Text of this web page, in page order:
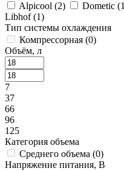
Alpicool (2) Dometic (1
Libhof (1)
Тип системы охлаждения
Компрессорная (0)
Объём, л
7
37
66
96
125
Категория объема
Среднего объема (0)
Напряжение питания, В